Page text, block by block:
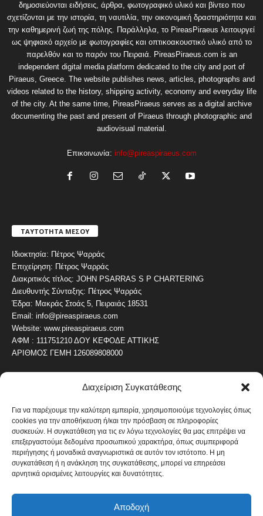
Διαχείριση Συγκατάθεσης
Για να παρέχουμε την καλύτερη εμπειρία, χρησιμοποιούμε τεχνολογίες όπως
cookies για την αποθήκευση ή/και την πρόσβαση σε πληροφορίες
συσκευών. Η συγκατάθεση για τις εν λόγω τεχνολογίες θα μας επιτρέψει να
επεξεργαστούμε δεδομένα προσωπικού χαρακτήρα, όπως συμπεριφορά
περιήγησης ή μοναδικά αναγνωριστικά σε αυτόν τον ιστότοπο. Η μη
συγκατάθεση ή η ανάκληση της συγκατάθεσης, μπορεί να επηρεάσει
αρνητικά ορισμένες λειτουργίες και δυνατότητες.
Αποδοχή
δημοσιεύονται ειδήσεις, άρθρα, φωτογραφικό υλικό και βίντεο που
σχετίζονται με την ιστορία, τη ναυτιλία, την οικονομική δραστηριότητα και
την καθημερινή ζωή της πόλης. Παράλληλα, το PireasPiraeus λειτουργεί
ως ψηφιακό αρχείο με φωτογραφίες και οπτικοακουστικό υλικό από το
παρελθόν και το παρόν του Πειραιά. PireasPiraeus.com is an
independent digital media platform dedicated to the city and port of
Piraeus, Greece. The website publishes news, articles, photographs and
videos related to the history, shipping activity, economy and everyday life
of the city. At the same time, PireasPiraeus serves as a digital archive
documenting the past and present of Piraeus through photographic and
audiovisual material.
Επικοινωνία: info@pireaspiraeus.com
ΤΑΥΤΟΤΗΤΑ ΜΕΣΟΥ
Ιδιοκτησία: Πέτρος Ψαρράς
Επιχείρηση: Πέτρος Ψαρράς
Διακριτικός τίτλος: JOHN PSARRAS S P CHARTERING
Διευθυντής Σύνταξης: Πέτρος Ψαρράς
Έδρα: Μακράς Στοάς 5, Πειραιάς 18531
Email: info@pireaspiraeus.com
Website: www.pireaspiraeus.com
ΑΦΜ : 111751210 ΔΟΥ ΚΕΦΟΔΕ ΑΤΤΙΚΗΣ
ΑΡΙΘΜΟΣ ΓΕΜΗ 126089808000
ΔΗΜΟΦΙΛΗ ΚΑΤΗΓΟΡΙΑ
ΝΕΑ ΤΟΥ ΠΕΙΡΑΙΑ 4486
ΟΛΥΜΠΙΑΚΟΣ
ΑΛΛΑ ΚΟΙΝΩΝΙΚΑ
ΕΙΔΗΣΕΙΣ ΝΑΥΤΙΛΙΑ
ΟΙΚΟΝΟΜΙΚΑ
ΚΑΛΛΙΤΕΧΝΙΚΑ 822